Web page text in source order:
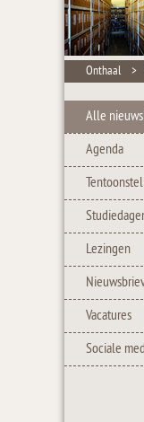
Onthaal >
Alle
Agenda
Lezingen
Vacatures
Sociale